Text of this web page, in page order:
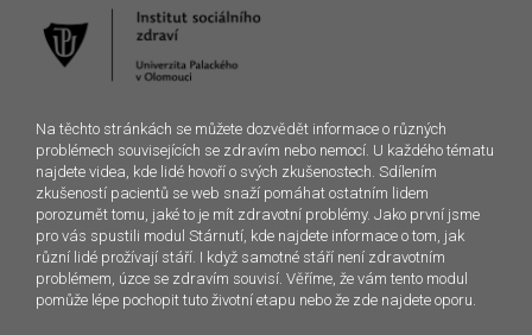
Na těchto stránkách se můžete dozvědět informace o různých
problémech souvisejících se zdravím nebo nemocí. U každého tématu
najdete videa, kde lidé hovoří o svých zkušenostech. Sdílením
zkušeností pacientů se web snaží pomáhat ostatním lidem
porozumět tomu, jaké to je mít zdravotní problémy. Jako první jsme
pro vás spustili modul Stárnutí, kde najdete informace o tom, jak
různí lidé prožívají stáří. I když samotné stáří není zdravotním
problémem, úzce se zdravím souvisí. Věříme, že vám tento modul
pomůže lépe pochopit tuto životní etapu nebo že zde najdete oporu.